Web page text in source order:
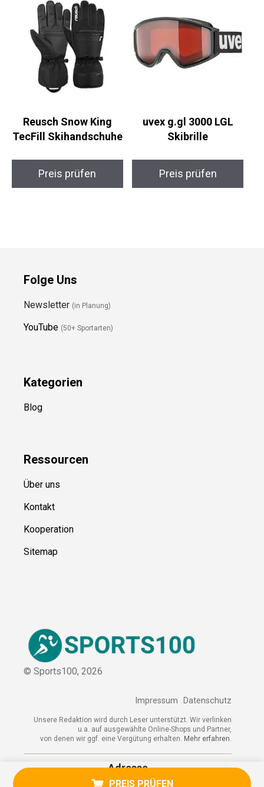
Reusch Snow King
TecFill Skihandschuhe
Preis prüfen
uvex g.gl 3000 LGL
Skibrille
Preis prüfen
PREIS PRÜFEN
Folge Uns
Newsletter (in Planung)
YouTube (50+ Sportarten)
Kategorien
Blog
Ressourcen
Über uns
Kontakt
Kooperation
Sitemap
© Sports100, 2026
Impressum Datenschutz
Unsere Redaktion wird durch Leser unterstützt. Wir verlinken
u.a. auf ausgewählte Online-Shops und Partner,
von denen wir ggf. eine Vergütung erhalten. Mehr erfahren.
Adresse
Am Kurpark 3, 57368 Lennestadt,